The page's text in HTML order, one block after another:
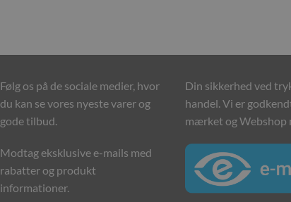
Følg os på de sociale medier, hvor
du kan se vores nyeste varer og
gode tilbud.
Modtag eksklusive e-mails med
rabatter og produkt
informationer.
Din sikkerhed ved
handel. Vi er
mærket og Webshop